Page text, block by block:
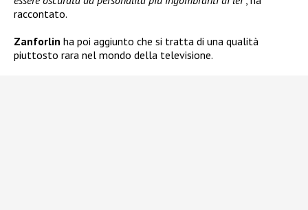
raccontato.
Zanforlin ha poi aggiunto che si tratta di una qualità
piuttosto rara nel mondo della televisione.